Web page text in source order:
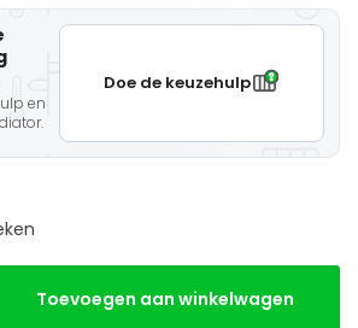
en
Doe de keuzehulp
Toevoegen aan winkelwagen